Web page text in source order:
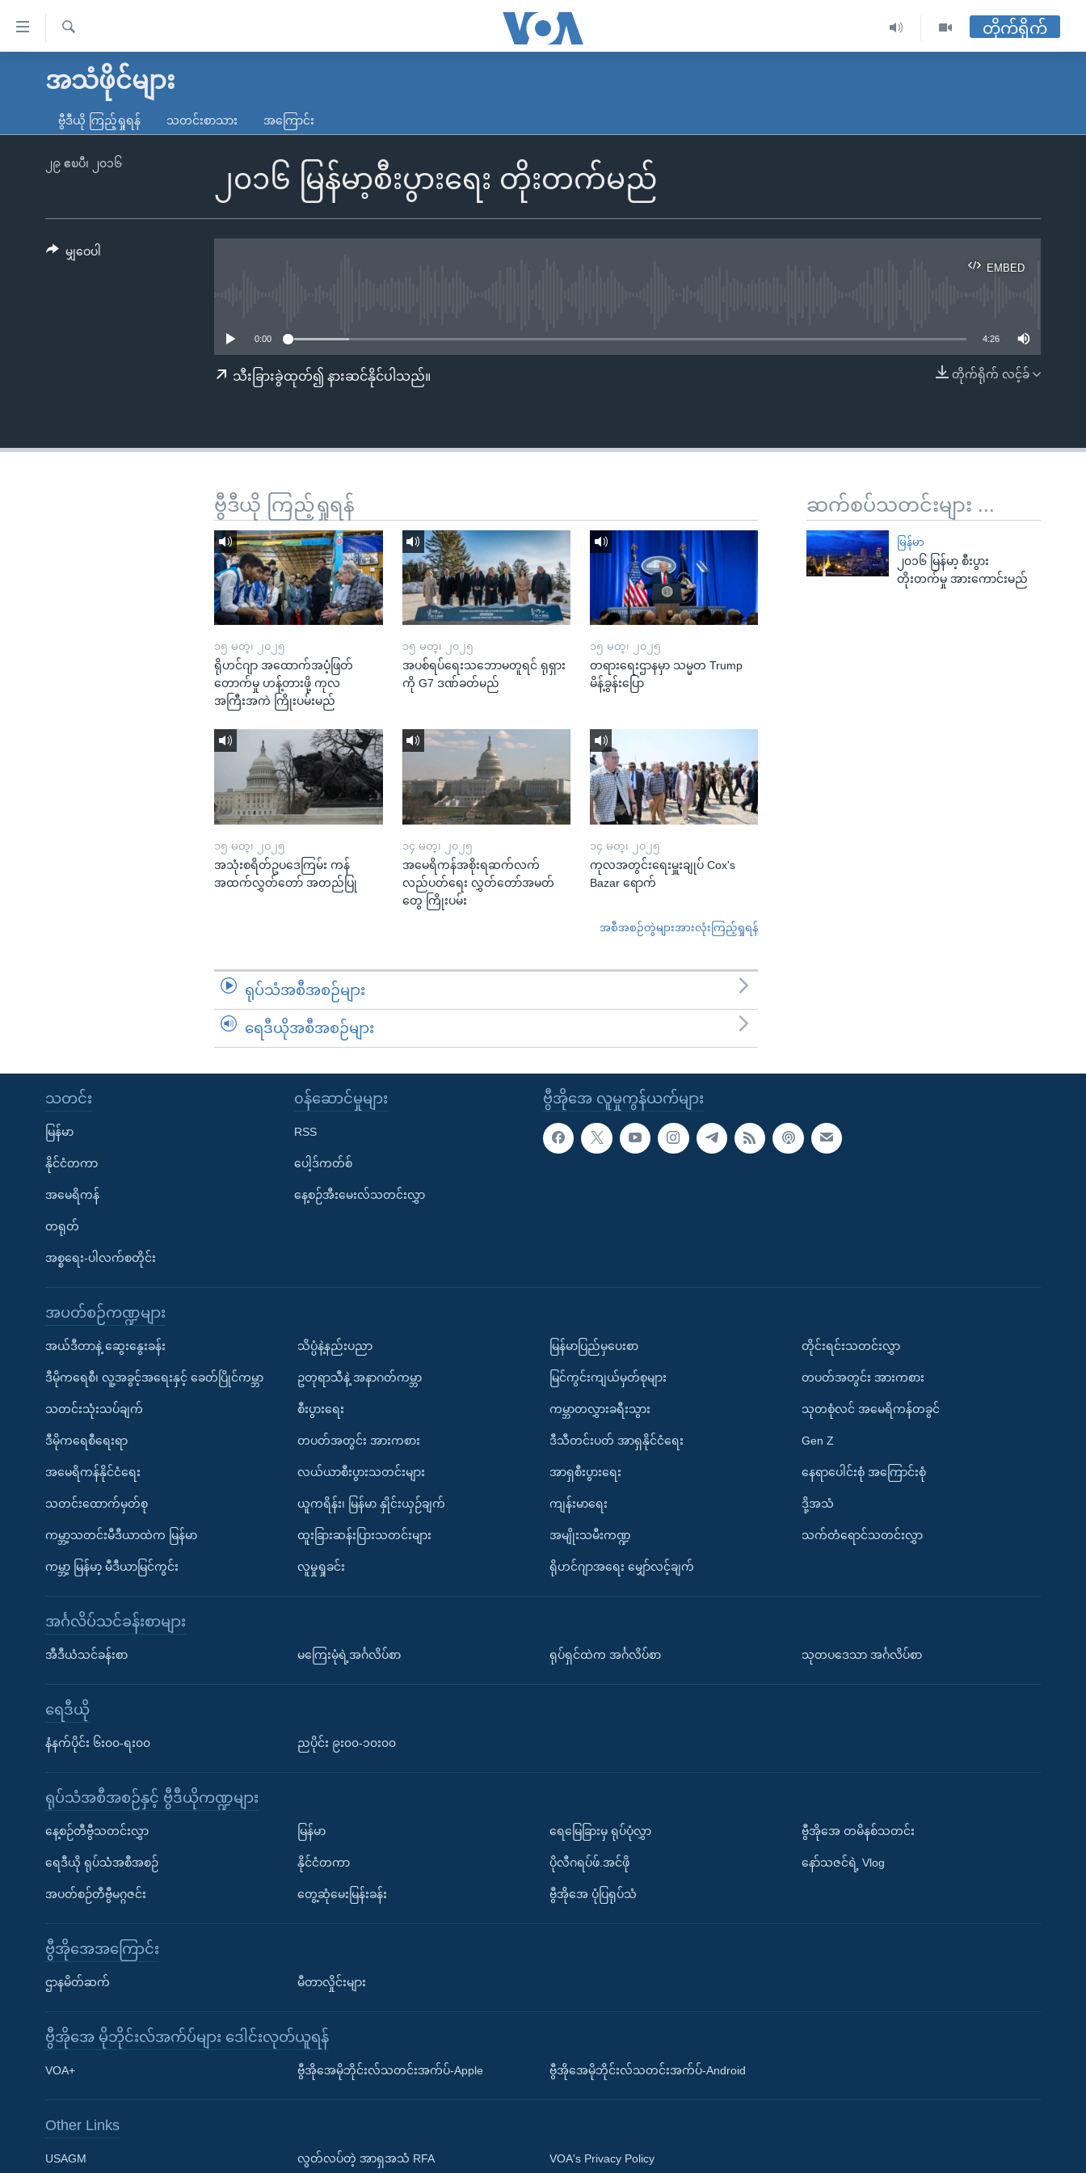
လွယ်ကူ
သည့်
ကျော်
မူလစာမျက်နှာ
ကမ္ဘာ့သတင်းများ
နိုင်ငံတကာ
တရုတ်
အစ္စရေး-ပါလက်စတိုင်း
ရပ်ဝန်းတခု လမ်းတခု အလွန်
အင်္ဂလိပ်စာလေ့လာမယ်
Learning English
ရ
တိုက်ရိုက်
အသံဖိုင်များ
ဗွီဒီယို ကြည့်ရှုရန် သတင်းစာသား အကြောင်း
၂၀၁၆ မြန်မာ့စီးပွားရေး တိုးတက်မည်
၂၉ ဧၿပီ၊ ၂၀၁၆
EMBED
EMBED
0:00 4:26
တိုက်ရိုက် လင့်ခ်
သီးခြားခွဲထုတ်၍ နားဆင်နိုင်ပါသည်။
မျှဝေပါ
ဆက်စပ်သတင်းများ ...
မြန်မာ
၂၀၁၆ မြန်မာ့ စီးပွား
တိုးတက်မှု အားကောင်းမည်
ဗွီဒီယို ကြည့်ရှုရန်
၁၅ မတ္၊ ၂၀၂၅
ရိုဟင်ဂျာ အထောက်အပံ့ဖြတ်
တောက်မှု ဟန့်တားဖို့ ကုလ
အကြီးအကဲ ကြိုးပမ်းမည်
၁၅ မတ္၊ ၂၀၂၅
အပစ်ရပ်ရေးသဘောမတူရင် ရုရှား
ကို G7 ဒဏ်ခတ်မည်
၁၅ မတ္၊ ၂၀၂၅
တရားရေးဌာနမှာ သမ္မတ Trump
မိန့်ခွန်းပြော
၁၅ မတ္၊ ၂၀၂၅
အသုံးစရိတ်ဥပဒေကြမ်း ကန်
အထက်လွှတ်တော် အတည်ပြု
၁၄ မတ္၊ ၂၀၂၅
အမေရိကန်အစိုးရဆက်လက်
လည်ပတ်ရေး လွှတ်တော်အမတ်
တွေ ကြိုးပမ်း
၁၄ မတ္၊ ၂၀၂၅
ကုလအတွင်းရေးမှူးချုပ် Cox's
Bazar ရောက်
အစီအစဉ်တွဲများအားလုံးကြည့်ရှုရန်
ရုပ်သံအစီအစဉ်များ
ရေဒီယိုအစီအစဉ်များ
ဗွီအိုအေ လူမှုကွန်ယက်များ
သတင်း
မြန်မာ
နိုင်ငံတကာ
အမေရိကန်
တရုတ်
အစ္စရေး-ပါလက်စတိုင်း
၀န်ဆောင်မှုများ
RSS
ပေါ့ဒ်ကတ်စ်
နေ့စဉ်အီးမေးလ်သတင်းလွှာ
အပတ်စဉ်ကဏ္ဍများ
အယ်ဒီတာနဲ့ ဆွေးနွေးခန်း
ဒီမိုကရေစီ၊ လူ့အခွင့်အရေးနှင့် ခေတ်ပြိုင်ကမ္ဘာ
သတင်းသုံးသပ်ချက်
ဒီမိုကရေစီရေးရာ
အမေရိကန်နိုင်ငံရေး
သတင်းထောက်မှတ်စု
ကမ္ဘာ့သတင်းမီဒီယာထဲက မြန်မာ
ကမ္ဘာ့ မြန်မာ့ မီဒီယာမြင်ကွင်း
သိပ္ပံနဲ့နည်းပညာ
ဥတုရာသီနဲ့ အနာဂတ်ကမ္ဘာ
စီးပွားရေး
တပတ်အတွင်း အားကစား
လယ်ယာစီးပွားသတင်းများ
ယူကရိန်း၊ မြန်မာ နှိုင်းယှဉ်ချက်
ထူးခြားဆန်းပြားသတင်းများ
လူမှုရှုခင်း
မြန်မာပြည်မှပေးစာ
မြင်ကွင်းကျယ်မှတ်စုများ
ကမ္ဘာတလွှားခရီးသွား
ဒီသီတင်းပတ် အာရှနိုင်ငံရေး
အာရှစီးပွားရေး
ကျန်းမာရေး
အမျိုးသမီးကဏ္ဍ
ရိုဟင်ဂျာအရေး မျှော်လင့်ချက်
တိုင်းရင်းသတင်းလွှာ
တပတ်အတွင်း အားကစား
သုတစုံလင် အမေရိကန်တခွင်
Gen Z
နေရာပေါင်းစုံ အကြောင်းစုံ
ဒို့အသံ
သက်တံရောင်သတင်းလွှာ
အင်္ဂလိပ်သင်ခန်းစာများ
အီဒီယံသင်ခန်းစာ မကြေးမုံရဲ့အင်္ဂလိပ်စာ ရုပ်ရှင်ထဲက အင်္ဂလိပ်စာ သုတပဒေသာ အင်္ဂလိပ်စာ
ရေဒီယို
နံနက်ပိုင်း ၆း၀၀-ရး၀၀ ညပိုင်း ၉း၀၀-၁၀း၀၀
ရုပ်သံအစီအစဉ်နှင့် ဗွီဒီယိုကဏ္ဍများ
နေ့စဉ်တီဗွီသတင်းလွှာ
ရေဒီယို ရုပ်သံအစီအစဉ်
အပတ်စဉ်တီဗွီမဂ္ဂဇင်း
မြန်မာ
နိုင်ငံတကာ
တွေ့ဆုံမေးမြန်းခန်း
ရေမြေခြားမှ ရုပ်ပုံလွှာ
ပိုလီဂရပ်ဖ်.အင်ဖို
ဗွီအိုအေ ပုံပြရုပ်သံ
ဗွီအိုအေ တမိနစ်သတင်း
နော်သဇင်ရဲ့ Vlog
ဗွီအိုအေအကြောင်း
ဌာနမိတ်ဆက် မီတာလှိုင်းများ
ဗွီအိုအေ မိုဘိုင်းလ်အက်ပ်များ ဒေါင်းလုတ်ယူရန်
VOA+ ဗွီအိုအေမိုဘိုင်းလ်သတင်းအက်ပ်-Apple ဗွီအိုအေမိုဘိုင်းလ်သတင်းအက်ပ်-Android
Other Links
USAGM လွတ်လပ်တဲ့ အာရှအသံ RFA VOA's Privacy Policy